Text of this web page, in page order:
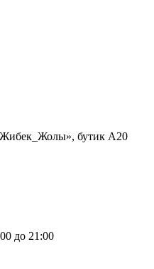
бутик А20
до 21:00